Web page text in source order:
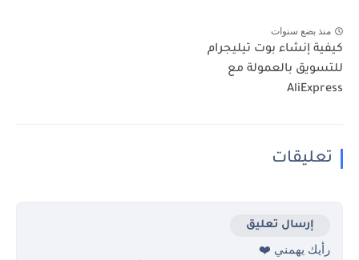
منذ بضع سنوات
كيفية إنشاء بوت تيليجرام
للتسويق بالعمولة مع
AliExpress
تعليقات
إرسال تعليق
رأيك يهمني ❤️